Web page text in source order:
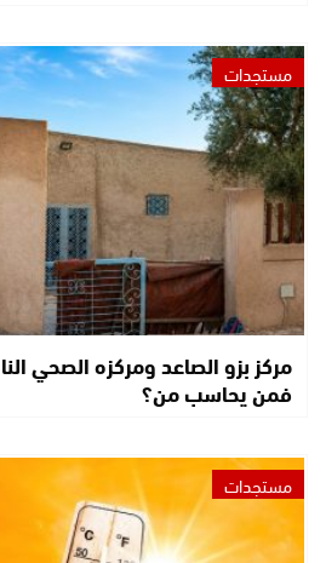
مستجدات
مركز بزو الصاعد ومركزه الصحي
فمن يحاسب من؟
مستجدات